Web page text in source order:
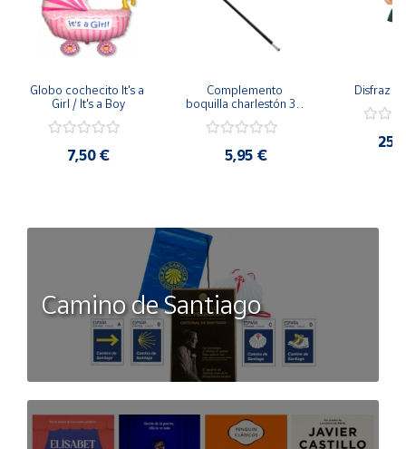
Globo cochecito It's a
Girl / It's a Boy
7,50 €
Complemento
boquilla charlestón 30
5,95 €
Disfraz
Camino de Santiago